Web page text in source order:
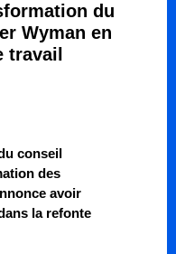
du
Wyman en
travail
conseil
des
avoir
la refonte